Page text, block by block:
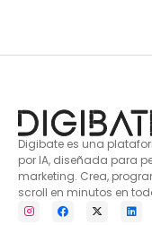
Digibate es una
por IA, diseñada para
marketing. Crea,
scroll en minutos en